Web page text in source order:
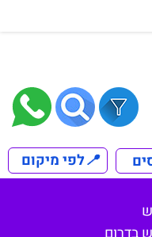
📍לפי מיקום